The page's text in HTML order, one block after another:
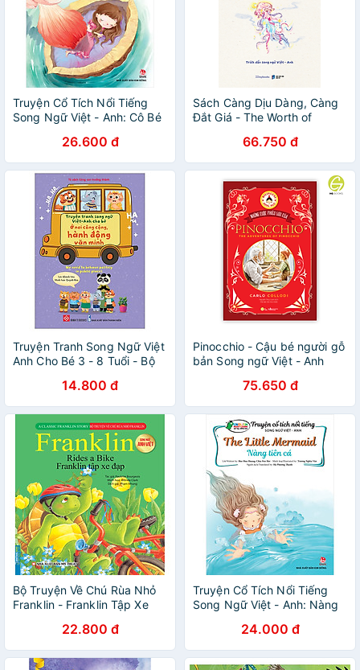
Truyện Cổ Tích Nổi Tiếng
Song Ngữ Việt - Anh: Cô Bé
26.600 đ
Sách Càng Dịu Dàng, Càng
Đắt Giá - The Worth of
ngữ Việt-Anh66.750 đ
Truyện Tranh Song Ngữ Việt
Anh Cho Bé 3 - 8 Tuổi - Bộ
14.800 đ
Pinocchio - Cậu bé người gỗ
bản Song ngữ Việt - Anh
75.650 đ
Bộ Truyện Về Chú Rùa Nhỏ
Franklin - Franklin Tập Xe
22.800 đ
Truyện Cổ Tích Nổi Tiếng
Song Ngữ Việt - Anh: Nàng
24.000 đ